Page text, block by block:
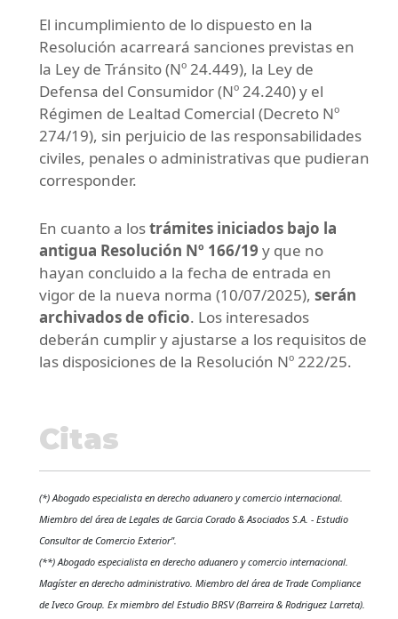
El incumplimiento de lo dispuesto en la
Resolución acarreará sanciones previstas en
la Ley de Tránsito (Nº 24.449), la Ley de
Defensa del Consumidor (Nº 24.240) y el
Régimen de Lealtad Comercial (Decreto Nº
274/19), sin perjuicio de las responsabilidades
civiles, penales o administrativas que pudieran
corresponder.
En cuanto a lostrámites iniciados bajo la
antigua Resolución Nº 166/19 y que no
hayan concluido a la fecha de entrada en
vigor de la nueva norma (10/07/2025), serán
archivados de oficio. Los interesados
deberán cumplir y ajustarse a los requisitos de
las disposiciones de la Resolución Nº 222/25.
Citas
(*) Abogado especialista en derecho aduanero y comercio internacional.
Miembro del área de Legales de Garcia Corado & Asociados S.A. - Estudio
Consultor de Comercio Exterior".
(**) Abogado especialista en derecho aduanero y comercio internacional.
Magíster en derecho administrativo. Miembro del área de Trade Compliance
de Iveco Group. Ex miembro del Estudio BRSV (Barreira & Rodriguez Larreta).